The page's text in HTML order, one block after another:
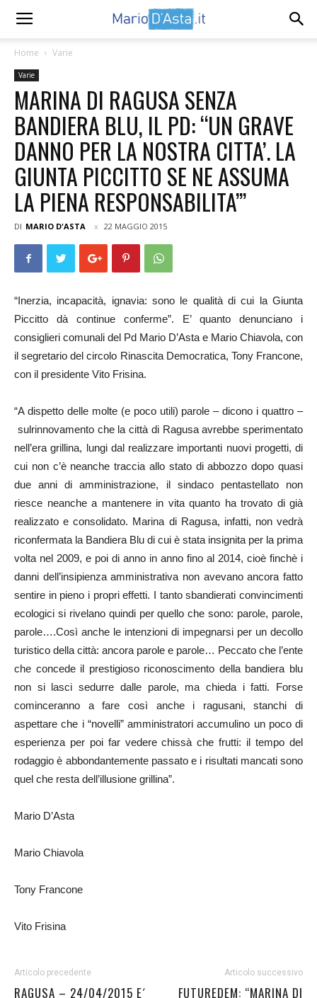
Home Varie
Varie
MARINA DI RAGUSA SENZA
BANDIERA BLU, IL PD: “UN GRAVE
DANNO PER LA NOSTRA CITTA’. LA
GIUNTA PICCITTO SE NE ASSUMA
LA PIENA RESPONSABILITA’”
DI MARIO D'ASTA 22 MAGGIO 2015
“Inerzia, incapacità, ignavia: sono le qualità di cui la Giunta
Piccitto dà continue conferme”. E’ quanto denunciano i
consiglieri comunali del Pd Mario D’Asta e Mario Chiavola, con
il segretario del circolo Rinascita Democratica, Tony Francone,
con il presidente Vito Frisina.
“A dispetto delle molte (e poco utili) parole – dicono i quattro –
sulrinnovamento che la città di Ragusa avrebbe sperimentato
nell’era grillina, lungi dal realizzare importanti nuovi progetti, di
cui non c’è neanche traccia allo stato di abbozzo dopo quasi
due anni di amministrazione, il sindaco pentastellato non
riesce neanche a mantenere in vita quanto ha trovato di già
realizzato e consolidato. Marina di Ragusa, infatti, non vedrà
riconfermata la Bandiera Blu di cui è stata insignita per la prima
volta nel 2009, e poi di anno in anno fino al 2014, cioè finchè i
danni dell’insipienza amministrativa non avevano ancora fatto
sentire in pieno i propri effetti. I tanto sbandierati convincimenti
ecologici si rivelano quindi per quello che sono: parole, parole,
parole….Così anche le intenzioni di impegnarsi per un decollo
turistico della città: ancora parole e parole… Peccato che l’ente
che concede il prestigioso riconoscimento della bandiera blu
non si lasci sedurre dalle parole, ma chieda i fatti. Forse
cominceranno a fare così anche i ragusani, stanchi di
aspettare che i “novelli” amministratori accumulino un poco di
esperienza per poi far vedere chissà che frutti: il tempo del
rodaggio è abbondantemente passato e i risultati mancati sono
quel che resta dell’illusione grillina”.
Mario D’Asta
Mario Chiavola
Tony Francone
Vito Frisina
Articolo precedente
RAGUSA – 24/04/2015 E´
Articolo successivo
FUTUREDEM: “MARINA DI